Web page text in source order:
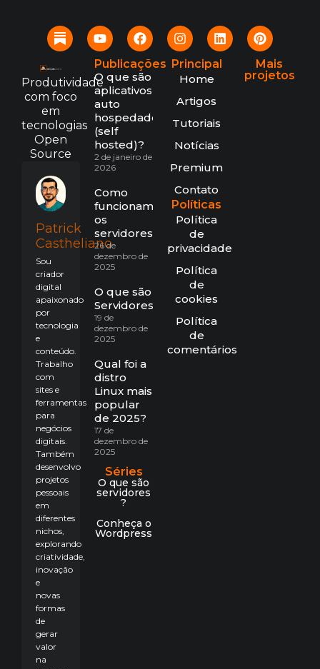
Produtividade
com foco
em
tecnologias
Open
Source
Patrick
Castheliano
Sou
criador
digital
apaixonado
por
tecnologia
e
conteúdo.
Trabalho
com
sites e
ferramentas
para
negócios
digitais.
Também
desenvolvo
projetos
pessoais
em
diferentes
nichos,
explorando
criatividade,
inovação
e
novas
formas
de
gerar
valor
na
Publicações
O que são
aplicativos
auto
hospedados
(self
hosted)?
2 de janeiro de
2026
Como
funcionam
os
servidores?
26 de
dezembro de
2025
O que são
Servidores?
19 de
dezembro de
2025
Qual foi a
distro
Linux mais
popular
de 2025?
17 de
dezembro de
2025
Séries
O que são
servidores
?
Conheça o
Wordpress
Principal
Home
Artigos
Tutoriais
Notícias
Premium
Contato
Políticas
Política
de
privacidade
Política
de
cookies
Política
de
comentários
Mais
projetos